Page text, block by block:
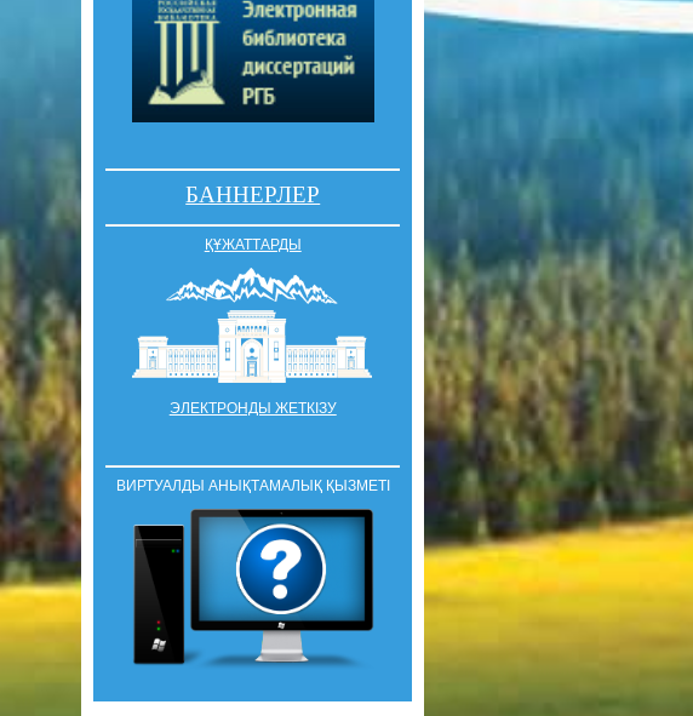
БАННЕРЛЕР
ҚҰЖАТТАРДЫ
ЭЛЕКТРОНДЫ ЖЕТКІЗУ
ВИРТУАЛДЫ АНЫҚТАМАЛЫҚ ҚЫЗМЕТІ